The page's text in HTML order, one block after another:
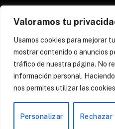
Valoramos tu
Usamos cookies para mejorar
mostrar contenido o anuncios
tráfico de nuestra página. No
información personal.
nos permites utilizar las
Personalizar Rechazar
(Twitter)
¿QUIÉNES SOMOS?
POLÍTICA DE COOKIES
PREGUNTAS